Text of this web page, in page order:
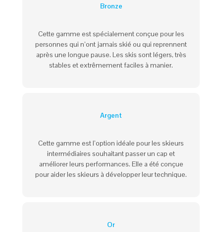
Bronze
Cette gamme est spécialement conçue pour les
personnes qui n’ont jamais skié ou qui reprennent
après une longue pause. Les skis sont légers, très
stables et extrêmement faciles à manier.
Argent
Cette gamme est l’option idéale pour les skieurs
intermédiaires souhaitant passer un cap et
améliorer leurs performances. Elle a été conçue
pour aider les skieurs à développer leur technique.
Or